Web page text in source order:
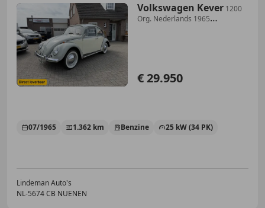
Volkswagen Kever 1200
Org. Nederlands 1965
€ 29.950
07/1965 1.362 km Benzine 25 kW (34 PK)
Lindeman Auto's
NL-5674 CB NUENEN